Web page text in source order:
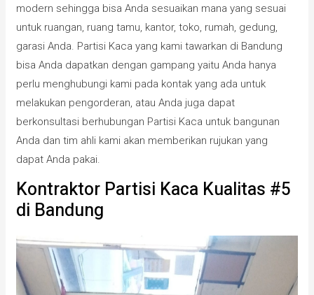
modern sehingga bisa Anda sesuaikan mana yang sesuai
untuk ruangan, ruang tamu, kantor, toko, rumah, gedung,
garasi Anda. Partisi Kaca yang kami tawarkan di Bandung
bisa Anda dapatkan dengan gampang yaitu Anda hanya
perlu menghubungi kami pada kontak yang ada untuk
melakukan pengorderan, atau Anda juga dapat
berkonsultasi berhubungan Partisi Kaca untuk bangunan
Anda dan tim ahli kami akan memberikan rujukan yang
dapat Anda pakai.
Kontraktor Partisi Kaca Kualitas #5
di Bandung